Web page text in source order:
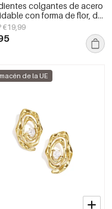
colgantes de acero
con forma de flor, de
Daily Simple, joyería para
€19,99
de la UE